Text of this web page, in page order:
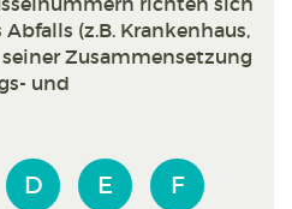
(z.B. Krankenhaus,
Zusammensetzung
und
D E F